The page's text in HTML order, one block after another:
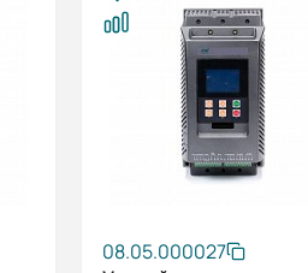
08.05.000027